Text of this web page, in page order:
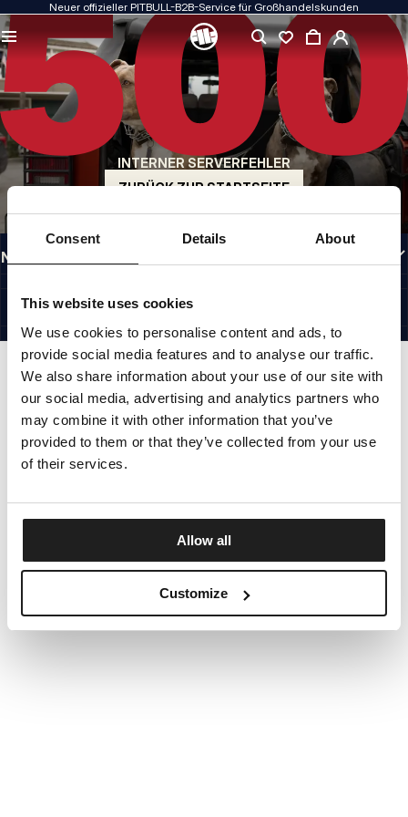
Consent Details About
This website uses cookies
We use cookies to personalise content and ads, to
provide social media features and to analyse our traffic.
We also share information about your use of our site with
our social media, advertising and analytics partners who
may combine it with other information that you’ve
provided to them or that they’ve collected from your use
of their services.
Allow all
Customize
Neuer offizieller PITBULL-B2B-Service für Großhandelskunden
INTERNER SERVERFEHLER
ZURÜCK ZUR STARTSEITE
QUALITÄT HAT FÜR UNS PRIORITÄT
Unsere Kleidung fertigen wir mit Leidenschaft. Bei Haltbarkeit, Langlebigkeit der
Materialien und Liebe zum Detail machen wir keine Kompromisse.
US ORIGIN
Unsere Wurzeln reichen zurück ins San Diego der frühen 1990er Jahre. Unser Stil
ist roh, authentisch und kompromisslos.
MARKE MIT CHARAKTER
Unsere Kollektionen werden von Sportlern, Kämpfern und unbeirrbaren
Individualisten gewählt.
INFORMATIONEN
NÜTZLICHE LINKS
©1997 - 2026 PITBULL SP. Z O.O. ALLE RECHTE VORBEHALTEN.
SITE CREDITS
NACH OBEN GEHEN